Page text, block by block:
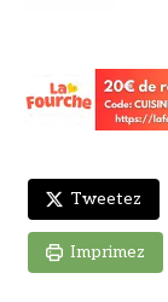
Tweetez
Imprimez